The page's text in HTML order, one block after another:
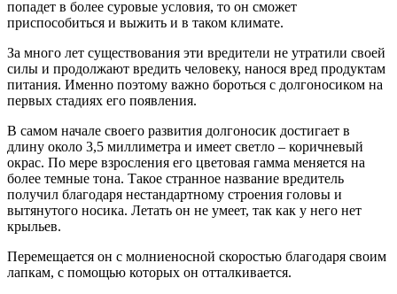
попадет в более суровые условия, то он сможет
приспособиться и выжить и в таком климате.
За много лет существования эти вредители не утратили своей
силы и продолжают вредить человеку, нанося вред продуктам
питания. Именно поэтому важно бороться с долгоносиком на
первых стадиях его появления.
В самом начале своего развития долгоносик достигает в
длину около 3,5 миллиметра и имеет светло – коричневый
окрас. По мере взросления его цветовая гамма меняется на
более темные тона. Такое странное название вредитель
получил благодаря нестандартному строения головы и
вытянутого носика. Летать он не умеет, так как у него нет
крыльев.
Перемещается он с молниеносной скоростью благодаря своим
лапкам, с помощью которых он отталкивается.